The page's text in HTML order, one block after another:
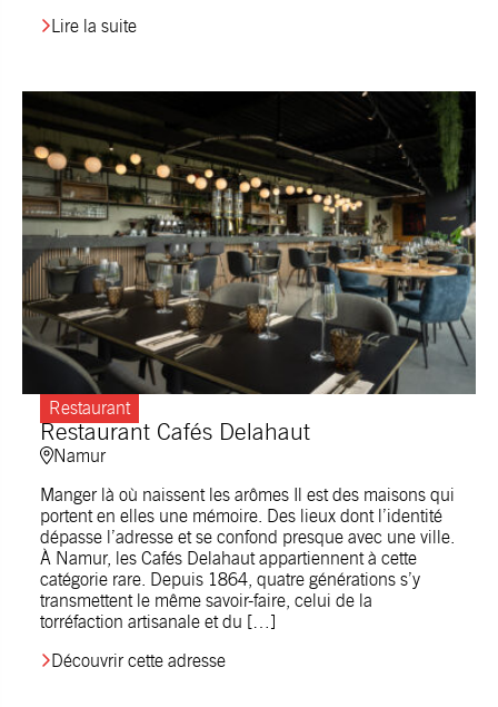
Lire la suite
Restaurant Cafés Delahaut
Restaurant
Namur
Manger là où naissent les arômes Il est des maisons qui
portent en elles une mémoire. Des lieux dont l’identité
dépasse l’adresse et se confond presque avec une ville.
À Namur, les Cafés Delahaut appartiennent à cette
catégorie rare. Depuis 1864, quatre générations s’y
transmettent le même savoir-faire, celui de la
torréfaction artisanale et du […]
Découvrir cette adresse